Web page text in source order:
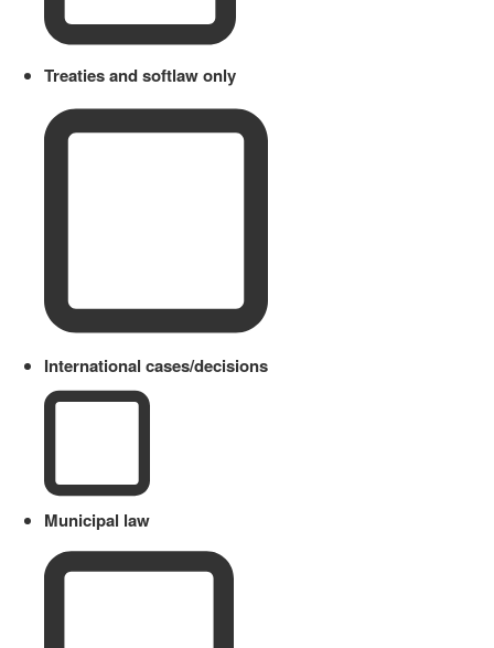
Treaties and softlaw only
International cases/decisions
Municipal law